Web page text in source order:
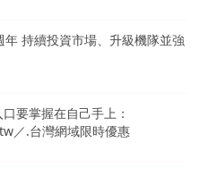
持續投資市場、升級機隊並強
要掌握在自己手上：
／.台灣網域限時優惠